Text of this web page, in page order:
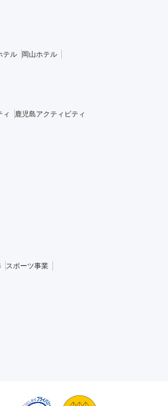
テル
岡山ホテル
ィ 鹿児島アクティビティ
スポーツ事業